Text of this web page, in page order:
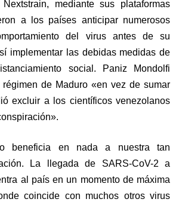
Nextstrain, mediante sus plataformas
a los países anticipar numerosos
del virus antes de su
implementar las debidas medidas de
social. Paniz Mondolfi
de Maduro «en vez de sumar
excluir a los científicos venezolanos
beneficia en nada a nuestra tan
La llegada de SARS-CoV-2 a
al país en un momento de máxima
coincide con muchos otros virus